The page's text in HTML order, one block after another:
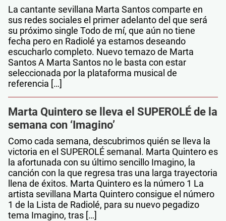
La cantante sevillana Marta Santos comparte en
sus redes sociales el primer adelanto del que será
su próximo single Todo de mí, que aún no tiene
fecha pero en Radiolé ya estamos deseando
escucharlo completo. Nuevo temazo de Marta
Santos A Marta Santos no le basta con estar
seleccionada por la plataforma musical de
referencia […]
Marta Quintero se lleva el SUPEROLÉ de la
semana con ‘Imagino’
Como cada semana, descubrimos quién se lleva la
victoria en el SUPEROLÉ semanal. Marta Quintero es
la afortunada con su último sencillo Imagino, la
canción con la que regresa tras una larga trayectoria
llena de éxitos. Marta Quintero es la número 1 La
artista sevillana Marta Quintero consigue el número
1 de la Lista de Radiolé, para su nuevo pegadizo
tema Imagino, tras […]